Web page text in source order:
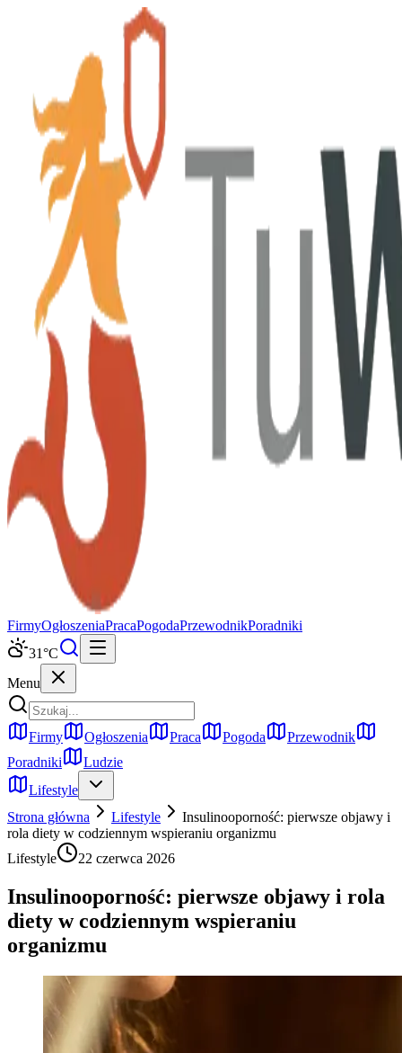
FirmyOgłoszeniaPracaPogodaPrzewodnikPoradniki
31°C
Menu
Firmy Ogłoszenia Praca Pogoda
Przewodnik
Poradniki
Ludzie
Lifestyle
Strona główna
Lifestyle
Insulinooporność: pierwsze objawy i
rola diety w codziennym wspieraniu organizmu
Lifestyle
22 czerwca 2026
Insulinooporność: pierwsze objawy i rola
diety w codziennym wspieraniu
organizmu